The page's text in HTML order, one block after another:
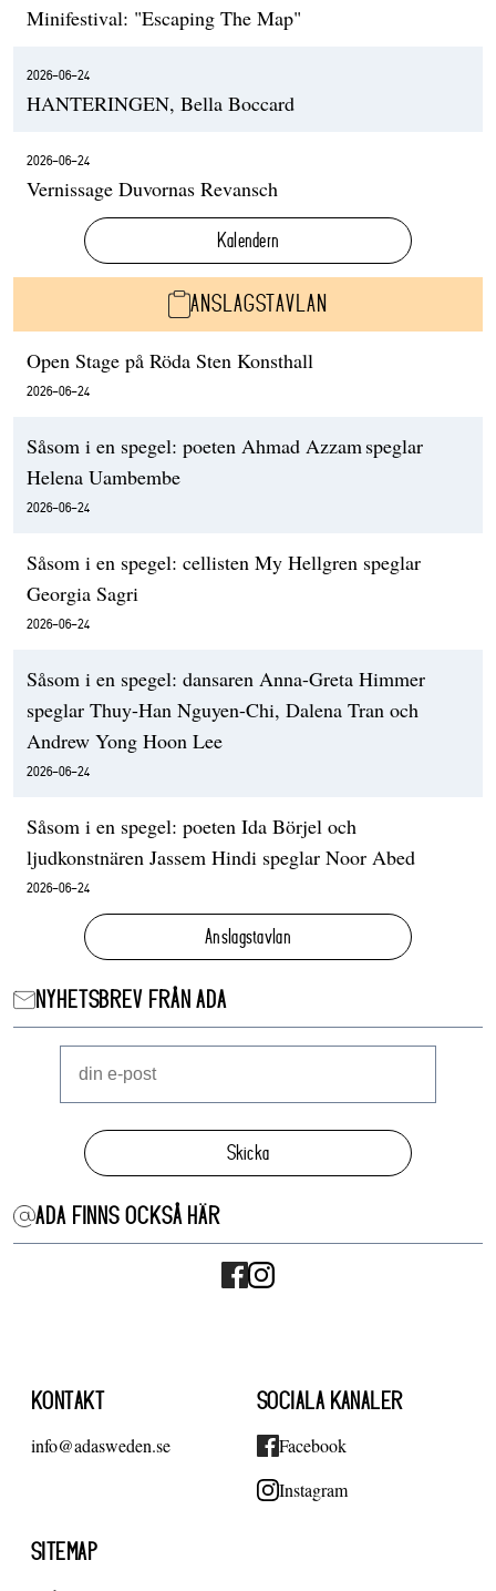
Minifestival: "Escaping The Map"
2026-06-24
HANTERINGEN, Bella Boccard
2026-06-24
Vernissage Duvornas Revansch
Kalendern
ANSLAGSTAVLAN
Open Stage på Röda Sten Konsthall
2026-06-24
Såsom i en spegel: poeten Ahmad Azzam speglar
Helena Uambembe
2026-06-24
Såsom i en spegel: cellisten My Hellgren speglar
Georgia Sagri
2026-06-24
Såsom i en spegel: dansaren Anna-Greta Himmer
speglar Thuy-Han Nguyen-Chi, Dalena Tran och
Andrew Yong Hoon Lee
2026-06-24
Såsom i en spegel: poeten Ida Börjel och
ljudkonstnären Jassem Hindi speglar Noor Abed
2026-06-24
Anslagstavlan
NYHETSBREV FRÅN ADA
Skicka
ADA FINNS OCKSÅ HÄR
KONTAKT
info@adasweden.se
SOCIALA KANALER
Facebook
Instagram
SITEMAP